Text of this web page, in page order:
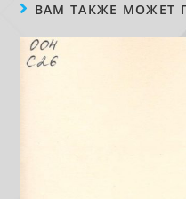
ВАМ ТАКЖЕ МОЖЕТ